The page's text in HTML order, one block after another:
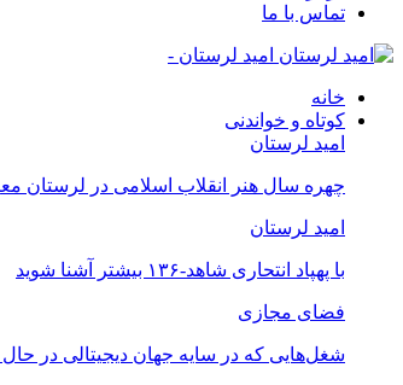
تماس با ما
امید لرستان -
خانه
کوتاه و خواندنی
امید لرستان
چهره سال هنر انقلاب اسلامی در لرستان
امید لرستان
با پهپاد انتحاری شاهد-۱۳۶ بیشتر آشنا شوید
فضای مجازی
شغل‌‌هایی که در سایه جهان دیجیتالی در